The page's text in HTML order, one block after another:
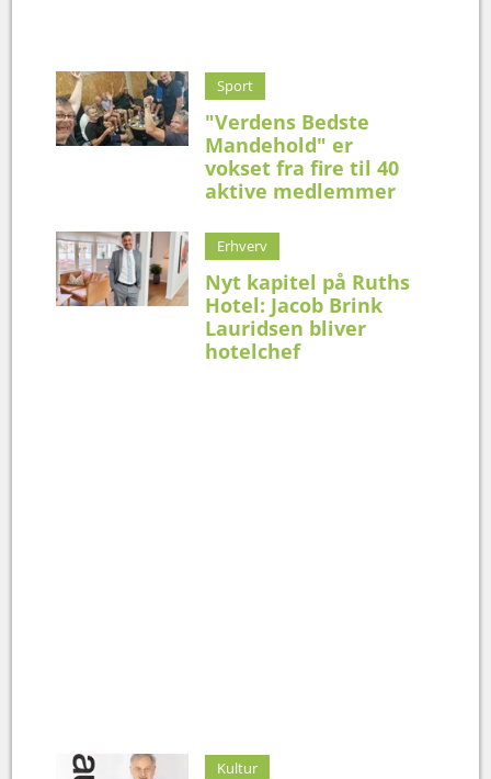
Sport
"Verdens Bedste
Mandehold" er
vokset fra fire til 40
aktive medlemmer
Erhverv
Nyt kapitel på Ruths
Hotel: Jacob Brink
Lauridsen bliver
hotelchef
Kultur